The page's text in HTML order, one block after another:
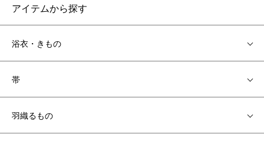
アイテムから探す
浴衣・きもの
帯
羽織るもの